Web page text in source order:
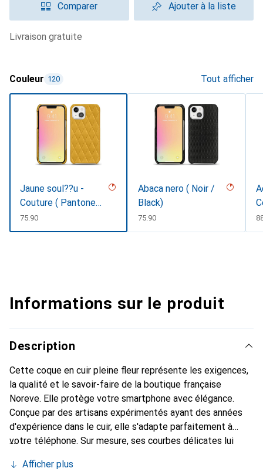
Comparer Ajouter à la liste
livraison gratuite
Couleur 120 Tout afficher
Jaune soul??u -
Couture ( Pantone
#F3B934 )
CHF
75.90
Abaca nero ( Noir /
Black)
CHF
75.90
Informations sur le produit
Description
Cette coque en cuir pleine fleur représente les exigences,
la qualité et le savoir-faire de la boutique française
Noreve. Elle protège votre smartphone avec élégance.
Conçue par des artisans expérimentés ayant des années
d'expérience dans le cuir, elle s'adapte parfaitement à
votre téléphone. Sur mesure, ses courbes délicates lui
l'accessoire chic et indispensable pour votre smartphone.
Afficher plus